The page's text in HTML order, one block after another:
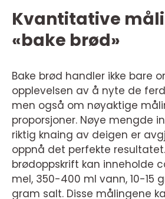
Kvantitative
«bake brød»
Bake brød handler ikke bare
opplevelsen av å nyte de
men også om nøyaktige
proporsjoner. Nøye mengde
riktig knaing av deigen er
oppnå det perfekte
brødoppskrift kan inneholde
mel, 350-400 ml vann, 10-15
gram salt. Disse målingene